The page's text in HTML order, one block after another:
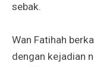
sebak.
Wan Fatihah
dengan kejadian